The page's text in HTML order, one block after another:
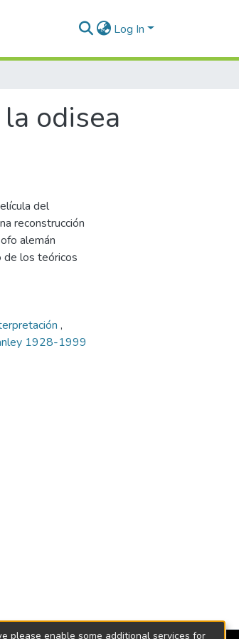
Log In
odisea
del
reconstrucción
alemán
de los teóricos
,
1928-1999
please enable some additional services for